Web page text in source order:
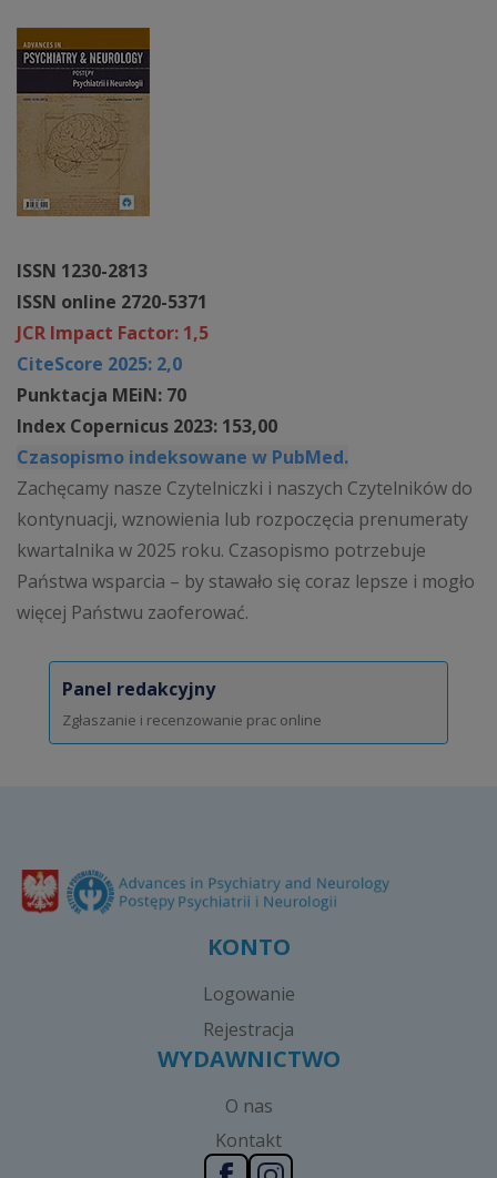
ISSN 1230-2813
ISSN online 2720-5371
JCR Impact Factor: 1,5
CiteScore 2025: 2,0
Punktacja MEiN: 70
Index Copernicus 2023: 153,00
Czasopismo indeksowane w PubMed.
Zachęcamy nasze Czytelniczki i naszych Czytelników do
kontynuacji, wznowienia lub rozpoczęcia prenumeraty
kwartalnika w 2025 roku. Czasopismo potrzebuje
Państwa wsparcia – by stawało się coraz lepsze i mogło
więcej Państwu zaoferować.
Panel redakcyjny
Zgłaszanie i recenzowanie prac online
KONTO
Logowanie
Rejestracja
WYDAWNICTWO
O nas
Kontakt